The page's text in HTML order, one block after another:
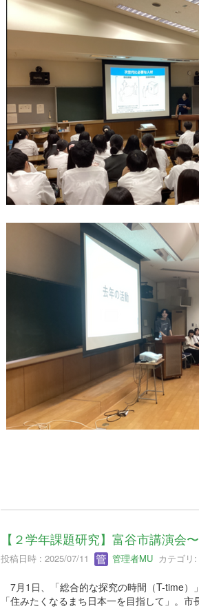
【２学年課題研究】富谷市講演会
投稿日時 : 2025/07/11 管理者MUカテゴリ:
7月1日、「総合的な探究の時間（T-time）
「住みたくなるまち日本一を目指して」。